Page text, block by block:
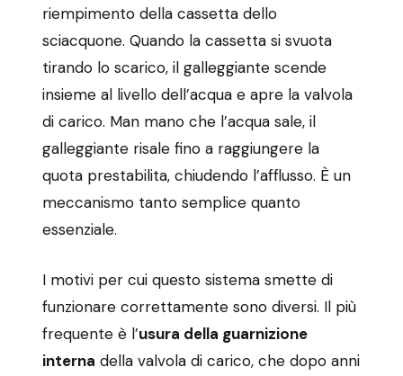
riempimento della cassetta dello
sciacquone. Quando la cassetta si svuota
tirando lo scarico, il galleggiante scende
insieme al livello dell’acqua e apre la valvola
di carico. Man mano che l’acqua sale, il
galleggiante risale fino a raggiungere la
quota prestabilita, chiudendo l’afflusso. È un
meccanismo tanto semplice quanto
essenziale.
I motivi per cui questo sistema smette di
funzionare correttamente sono diversi. Il più
frequente è l’usura della guarnizione
interna della valvola di carico, che dopo anni